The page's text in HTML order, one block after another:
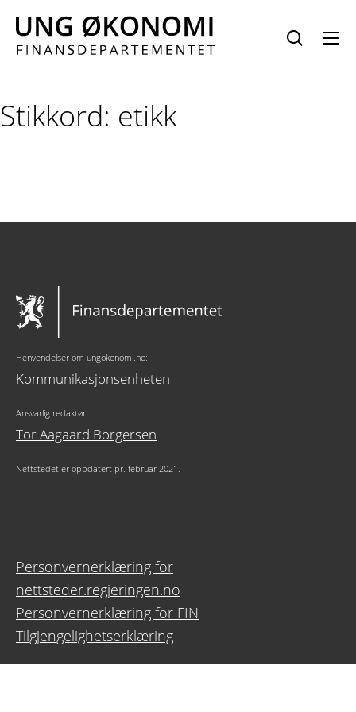
innhold
Stikkord: etikk
Henvendelser om ungokonomi.no:
Kommunikasjonsenheten
Ansvarlig redaktør:
Tor Aagaard Borgersen
Nettstedet er oppdatert pr. februar 2021.
Personvernerklæring for
nettsteder.regjeringen.no
Personvernerklæring for FIN
Tilgjengelighetserklæring